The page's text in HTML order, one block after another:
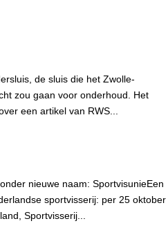
de sluis die het Zwolle-
zou gaan voor onderhoud. Het
een artikel van RWS...
nieuwe naam: SportvisunieEen
sportvisserij: per 25 oktober
Sportvisserij...